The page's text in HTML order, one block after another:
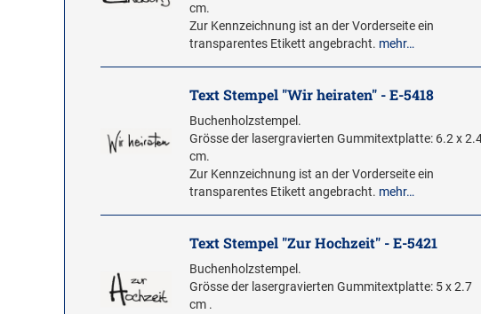
cm.
Zur Kennzeichnung ist an der Vorderseite ein
transparentes Etikett angebracht. mehr…
Text Stempel "Wir heiraten" - E-5418
Buchenholzstempel.
Grösse der lasergravierten Gummitextplatte: 6.2 x
cm.
Zur Kennzeichnung ist an der Vorderseite ein
transparentes Etikett angebracht. mehr…
Text Stempel "Zur Hochzeit" - E-5421
Buchenholzstempel.
Grösse der lasergravierten Gummitextplatte: 5 x 2.7
cm .